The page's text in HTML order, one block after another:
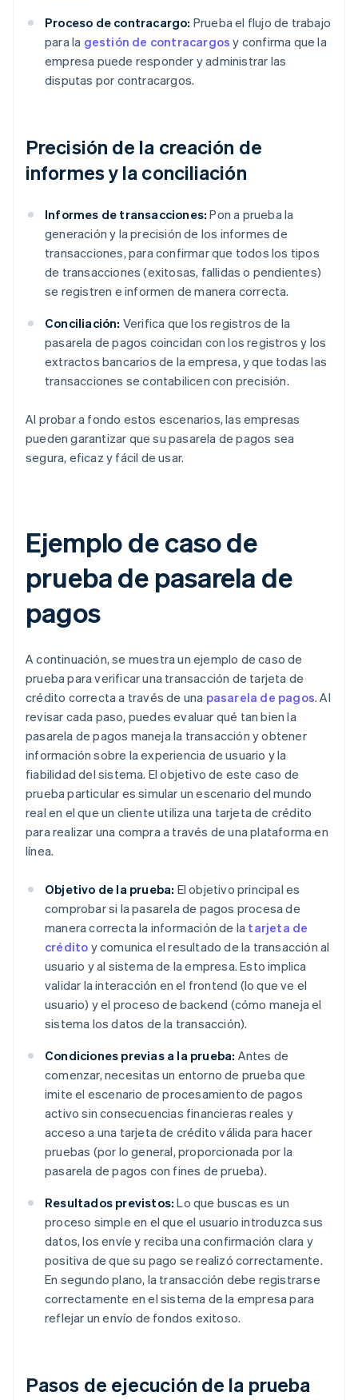
Proceso de contracargo: Prueba el flujo de trabajo
para la gestión de contracargos y confirma que la
empresa puede responder y administrar las
disputas por contracargos.
Precisión de la creación de
informes y la conciliación
Informes de transacciones: Pon a prueba la
generación y la precisión de los informes de
transacciones, para confirmar que todos los tipos
de transacciones (exitosas, fallidas o pendientes)
se registren e informen de manera correcta.
Conciliación: Verifica que los registros de la
pasarela de pagos coincidan con los registros y los
extractos bancarios de la empresa, y que todas las
transacciones se contabilicen con precisión.
Al probar a fondo estos escenarios, las empresas
pueden garantizar que su pasarela de pagos sea
segura, eficaz y fácil de usar.
Ejemplo de caso de
prueba de pasarela de
pagos
A continuación, se muestra un ejemplo de caso de
prueba para verificar una transacción de tarjeta de
crédito correcta a través de una pasarela de pagos. Al
revisar cada paso, puedes evaluar qué tan bien la
pasarela de pagos maneja la transacción y obtener
información sobre la experiencia de usuario y la
fiabilidad del sistema. El objetivo de este caso de
prueba particular es simular un escenario del mundo
real en el que un cliente utiliza una tarjeta de crédito
para realizar una compra a través de una plataforma en
línea.
Objetivo de la prueba: El objetivo principal es
comprobar si la pasarela de pagos procesa de
manera correcta la información de la tarjeta de
crédito y comunica el resultado de la transacción al
usuario y al sistema de la empresa. Esto implica
validar la interacción en el frontend (lo que ve el
usuario) y el proceso de backend (cómo maneja el
sistema los datos de la transacción).
Condiciones previas a la prueba: Antes de
comenzar, necesitas un entorno de prueba que
imite el escenario de procesamiento de pagos
activo sin consecuencias financieras reales y
acceso a una tarjeta de crédito válida para hacer
pruebas (por lo general, proporcionada por la
pasarela de pagos con fines de prueba).
Resultados previstos: Lo que buscas es un
proceso simple en el que el usuario introduzca sus
datos, los envíe y reciba una confirmación clara y
positiva de que su pago se realizó correctamente.
En segundo plano, la transacción debe registrarse
correctamente en el sistema de la empresa para
reflejar un envío de fondos exitoso.
Pasos de ejecución de la prueba